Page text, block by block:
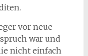
vor neue
war und
nicht einfach